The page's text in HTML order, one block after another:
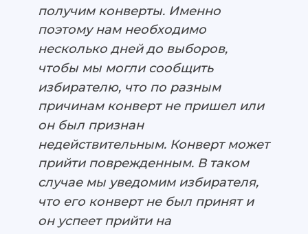
получим конверты. Именно
поэтому нам необходимо
несколько дней до выборов,
чтобы мы могли сообщить
избирателю, что по разным
причинам конверт не пришел или
он был признан
недействительным. Конверт может
прийти поврежденным. В таком
случае мы уведомим избирателя,
что его конверт не был принят и
он успеет прийти на